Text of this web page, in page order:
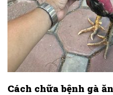
Cách chữa bệnh gà ăn